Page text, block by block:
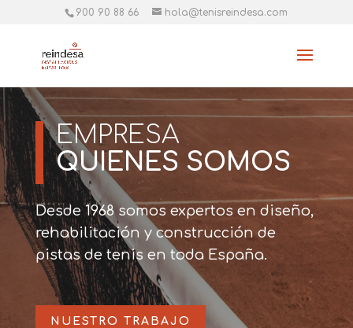
900 90 88 66 hola@tenisreindesa.com
EMPRESA
QUIENES SOMOS
Desde 1968 somos expertos en diseño,
rehabilitación y construcción de
pistas de tenis en toda España.
NUESTRO TRABAJO